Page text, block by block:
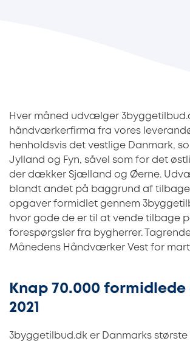
Hver måned udvælger
håndværkerfirma fra vores
henholdsvis det vestlige Danmark,
Jylland og Fyn, såvel som for det
der dækker Sjælland og Øerne.
blandt andet på baggrund af
opgaver formidlet gennem
hvor gode de er til at vende tilbage
forespørgsler fra bygherrer.
Månedens Håndværker Vest for
Knap 70.000
2021
3byggetilbud.dk er Danmarks